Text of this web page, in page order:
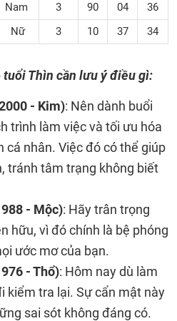
Nam 3 90 04
36
Nữ
3 10 37 34
Thìn cần lưu ý điều gì:
- Kim): Nên dành buổi
trình làm việc và tối ưu hóa
cá nhân. Việc đó có thể giúp
tránh tâm trạng không biết
- Mộc): Hãy trân trọng
hữu, vì đó chính là bệ phóng
ước mơ của bạn.
- Thổ): Hôm nay dù làm
kiểm tra lại. Sự cẩn mật này
sai sót không đáng có.